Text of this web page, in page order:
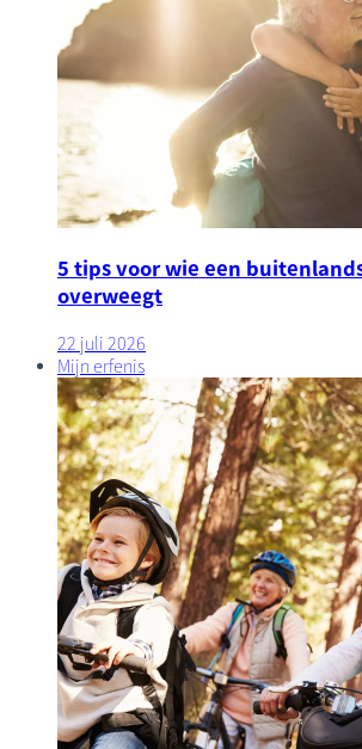
5 tips voor wie een
overweegt
22 juli 2026
Mijn erfenis